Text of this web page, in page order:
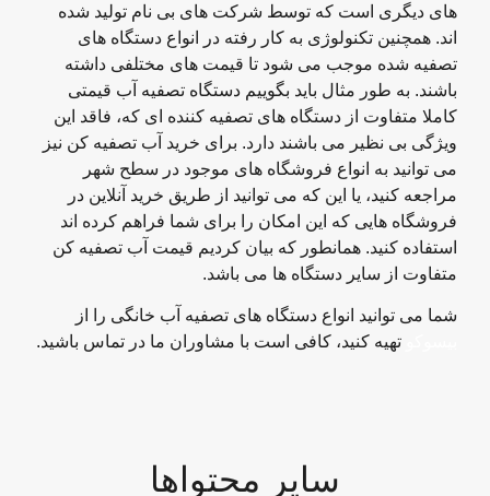
های دیگری است که توسط شرکت های بی نام تولید شده
اند. همچنین تکنولوژی به کار رفته در انواع دستگاه های
تصفیه شده موجب می شود تا قیمت های مختلفی داشته
باشند. به طور مثال باید بگوییم دستگاه تصفیه آب قیمتی
کاملا متفاوت از دستگاه های تصفیه کننده ای که، فاقد این
ویژگی بی نظیر می باشند دارد. برای خرید آب تصفیه کن نیز
می توانید به انواع فروشگاه های موجود در سطح شهر
مراجعه کنید، یا این که می توانید از طریق خرید آنلاین در
فروشگاه هایی که این امکان را برای شما فراهم کرده اند
استفاده کنید. همانطور که بیان کردیم قیمت آب تصفیه کن
متفاوت از سایر دستگاه ها می باشد.
شما می توانید انواع دستگاه های تصفیه آب خانگی را از
تهیه کنید، کافی است با مشاوران ما در تماس باشید.
سایر محتواها